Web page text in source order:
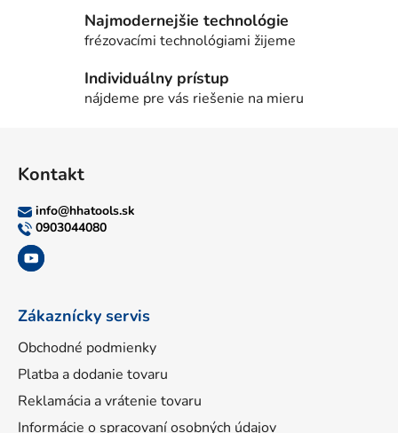
Najmodernejšie technológie
frézovacími technológiami žijeme
Individuálny prístup
nájdeme pre vás riešenie na mieru
Kontakt
info@hhatools.sk
0903044080
Zákaznícky servis
Obchodné podmienky
Platba a dodanie tovaru
Reklamácia a vrátenie tovaru
Informácie o spracovaní osobných údajov